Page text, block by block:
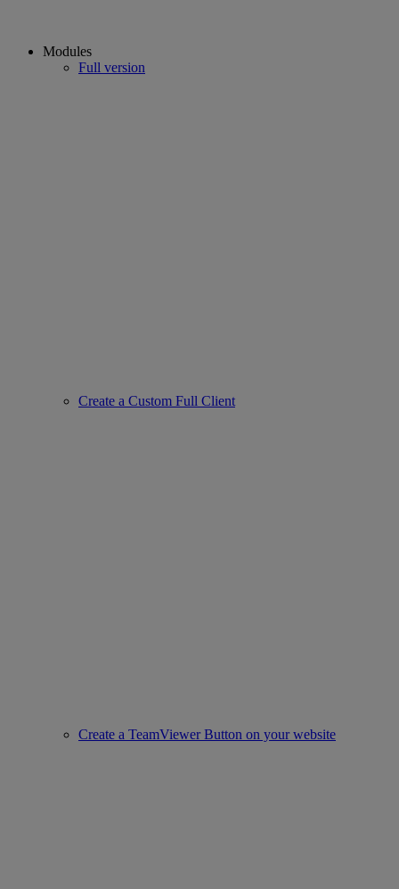
Modules
Full version
Create a Custom Full Client
Create a TeamViewer Button on your website